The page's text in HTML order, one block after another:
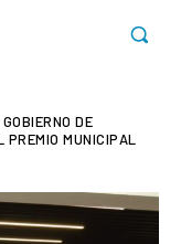
DE
PREMIO MUNICIPAL